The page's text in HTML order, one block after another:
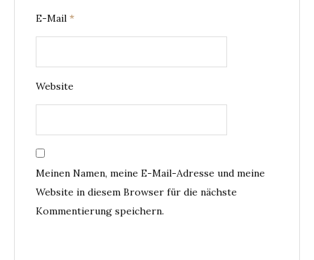
E-Mail *
Website
Meinen Namen, meine E-Mail-Adresse und meine
Website in diesem Browser für die nächste
Kommentierung speichern.